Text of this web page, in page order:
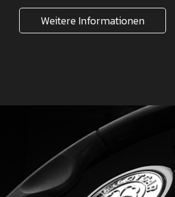
Weitere Informationen